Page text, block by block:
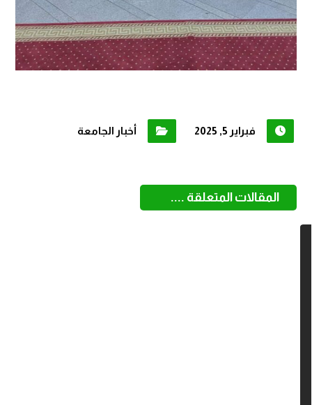
فبراير 5, 2025 أخبار الجامعة
المقالات المتعلقة ....